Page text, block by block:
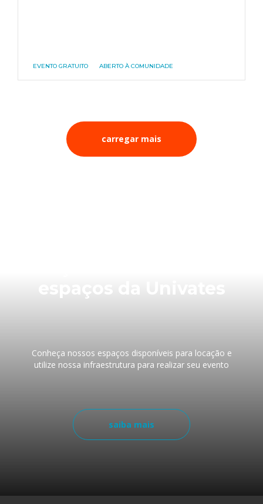
EVENTO GRATUITO ABERTO À COMUNIDADE
carregar mais
Conheça nossos espaços disponíveis para locação e
utilize nossa infraestrutura para realizar seu evento
saiba mais